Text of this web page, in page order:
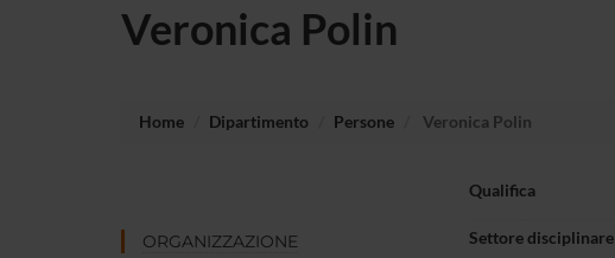
Veronica Polin
Home Dipartimento Persone Veronica Polin
ORGANIZZAZIONE
Qualifica
Settore disciplinare